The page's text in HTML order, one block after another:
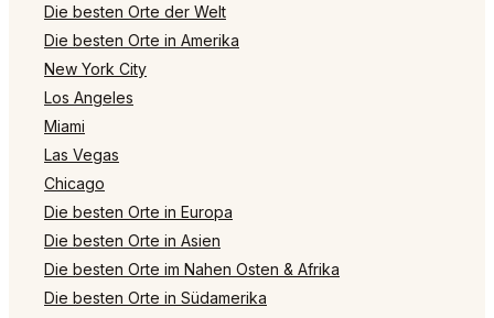
Die besten Orte der Welt
Die besten Orte in Amerika
New York City
Los Angeles
Miami
Las Vegas
Chicago
Die besten Orte in Europa
Die besten Orte in Asien
Die besten Orte im Nahen Osten & Afrika
Die besten Orte in Südamerika